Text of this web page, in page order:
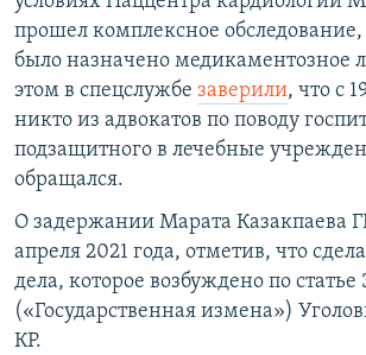
прошел комплексное обследование,
было назначено медикаментозное
этом в спецслужбе заверили, что с
никто из адвокатов по поводу
подзащитного в лечебные
обращался.
О задержании Марата Казакпаева
апреля 2021 года, отметив, что
дела, которое возбуждено по статье
(«Государственная измена»)
КР.